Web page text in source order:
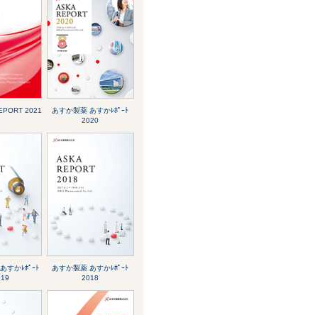
2021
あすか製薬 あすかﾚﾎﾟｰﾄ
2020
すかﾚﾎﾟｰﾄ
あすか製薬 あすかﾚﾎﾟｰﾄ
2018